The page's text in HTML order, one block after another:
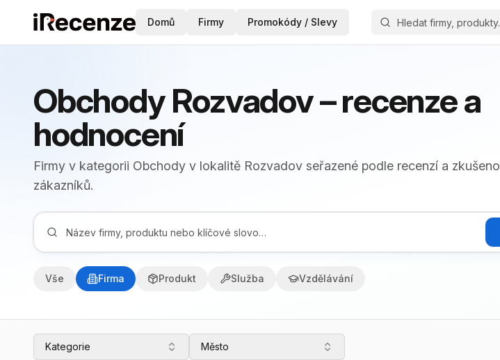
Domů Firmy Promokódy / Slevy
Obchody Rozvadov – recenze a
hodnocení
Firmy v kategorii Obchody v lokalitě Rozvadov seřazené podle recenzí a
zákazníků.
Vše Firma Produkt Služba Vzdělávání
Kategorie Město